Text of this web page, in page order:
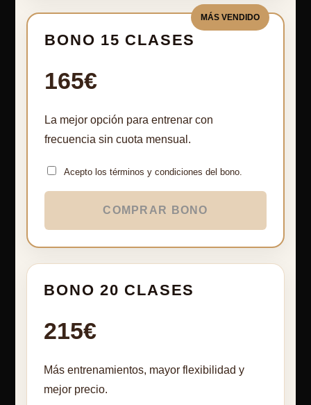
MÁS VENDIDO
BONO 15 CLASES
165€
La mejor opción para entrenar con
frecuencia sin cuota mensual.
Acepto los términos y condiciones del bono.
COMPRAR BONO
BONO 20 CLASES
215€
Más entrenamientos, mayor flexibilidad y
mejor precio.